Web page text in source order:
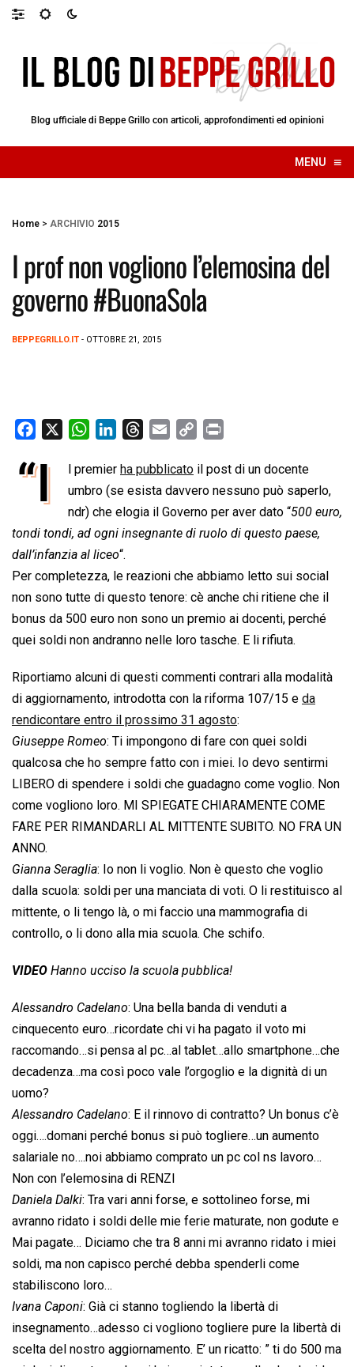
Blog ufficiale di Beppe Grillo con articoli, approfondimenti ed opinioni
MENU ≡
☰
Home > ARCHIVIO 2015
I prof non vogliono l’elemosina del
governo #BuonaSola
BEPPEGRILLO.IT - OTTOBRE 21, 2015
c
o
o
k
W
a
t
s
A
p
p
n
k
e
d
I
n
r
e
a
d
a
i
l
p
y
L
i
k
i
n
t
“I l premier ha pubblicato il post di un docente
umbro (se esista davvero nessuno può saperlo,
ndr) che elogia il Governo per aver dato “500 euro,
tondi tondi, ad ogni insegnante di ruolo di questo paese,
dall’infanzia al liceo“.
Per completezza, le reazioni che abbiamo letto sui social
non sono tutte di questo tenore: cè anche chi ritiene che il
bonus da 500 euro non sono un premio ai docenti, perché
quei soldi non andranno nelle loro tasche. E li rifiuta.
Riportiamo alcuni di questi commenti contrari alla modalità
di aggiornamento, introdotta con la riforma 107/15 e da
rendicontare entro il prossimo 31 agosto:
Giuseppe Romeo: Ti impongono di fare con quei soldi
qualcosa che ho sempre fatto con i miei. Io devo sentirmi
LIBERO di spendere i soldi che guadagno come voglio. Non
come vogliono loro. MI SPIEGATE CHIARAMENTE COME
FARE PER RIMANDARLI AL MITTENTE SUBITO. NO FRA UN
ANNO.
Gianna Seraglia: Io non li voglio. Non è questo che voglio
dalla scuola: soldi per una manciata di voti. O li restituisco al
mittente, o li tengo là, o mi faccio una mammografia di
controllo, o li dono alla mia scuola. Che schifo.
VIDEO Hanno ucciso la scuola pubblica!
Alessandro Cadelano: Una bella banda di venduti a
cinquecento euro…ricordate chi vi ha pagato il voto mi
raccomando…si pensa al pc…al tablet…allo smartphone…che
decadenza…ma così poco vale l’orgoglio e la dignità di un
uomo?
Alessandro Cadelano: E il rinnovo di contratto? Un bonus c’è
oggi….domani perché bonus si può togliere…un aumento
salariale no….noi abbiamo comprato un pc col ns lavoro…
Non con l’elemosina di RENZI
Daniela Dalki: Tra vari anni forse, e sottolineo forse, mi
avranno ridato i soldi delle mie ferie maturate, non godute e
Mai pagate… Diciamo che tra 8 anni mi avranno ridato i miei
soldi, ma non capisco perché debba spenderli come
stabiliscono loro…
Ivana Caponi: Già ci stanno togliendo la libertà di
insegnamento…adesso ci vogliono togliere pure la libertà di
scelta del nostro aggiornamento. E’ un ricatto: ” ti do 500 ma